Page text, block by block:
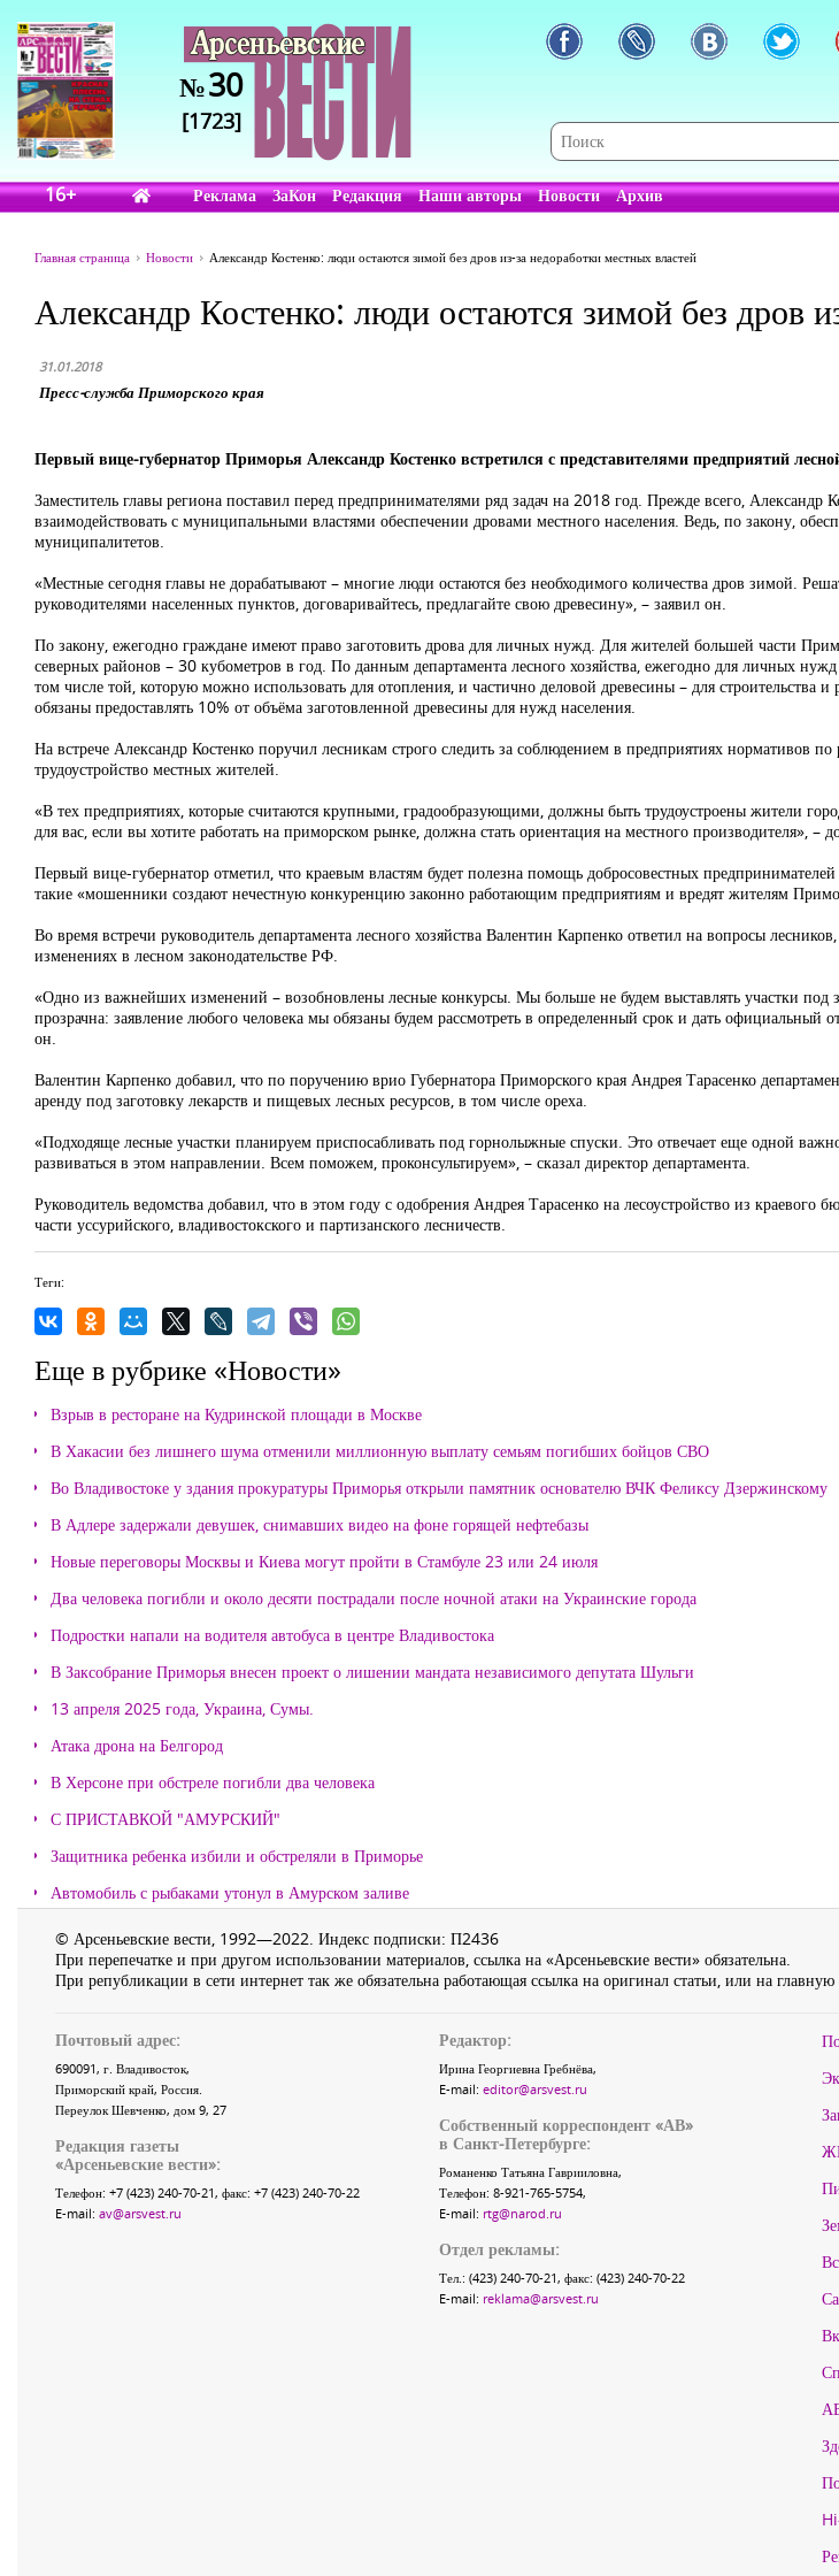
№30
[1723]
16+ Реклама ЗаКон Редакция Наши авторы Новости Архив
Главная страница Новости Александр Костенко: люди остаются зимой без дров из-за недоработки местных властей
Александр Костенко: люди остаются зимой без дров
31.01.2018
Пресс-служба Приморского края
Первый вице-губернатор Приморья Александр Костенко встретился с представителями предприятий
Заместитель главы региона поставил перед предпринимателями ряд задач на 2018 год. Прежде всего, Александр
взаимодействовать с муниципальными властями обеспечении дровами местного населения. Ведь, по закону,
муниципалитетов.
«Местные сегодня главы не дорабатывают – многие люди остаются без необходимого количества дров зимой.
руководителями населенных пунктов, договаривайтесь, предлагайте свою древесину», – заявил он.
По закону, ежегодно граждане имеют право заготовить дрова для личных нужд. Для жителей большей части
северных районов – 30 кубометров в год. По данным департамента лесного хозяйства, ежегодно для личных
том числе той, которую можно использовать для отопления, и частично деловой древесины – для
обязаны предоставлять 10% от объёма заготовленной древесины для нужд населения.
На встрече Александр Костенко поручил лесникам строго следить за соблюдением в предприятиях нормативов
трудоустройство местных жителей.
«В тех предприятиях, которые считаются крупными, градообразующими, должны быть трудоустроены жители
для вас, если вы хотите работать на приморском рынке, должна стать ориентация на местного производителя», –
Первый вице-губернатор отметил, что краевым властям будет полезна помощь добросовестных
такие «мошенники создают нечестную конкуренцию законно работающим предприятиям и вредят жителям
Во время встречи руководитель департамента лесного хозяйства Валентин Карпенко ответил на вопросы
изменениях в лесном законодательстве РФ.
«Одно из важнейших изменений – возобновлены лесные конкурсы. Мы больше не будем выставлять участки под
прозрачна: заявление любого человека мы обязаны будем рассмотреть в определенный срок и дать
он.
Валентин Карпенко добавил, что по поручению врио Губернатора Приморского края Андрея Тарасенко
аренду под заготовку лекарств и пищевых лесных ресурсов, в том числе ореха.
«Подходяще лесные участки планируем приспосабливать под горнолыжные спуски. Это отвечает еще одной
развиваться в этом направлении. Всем поможем, проконсультируем», – сказал директор департамента.
Руководитель ведомства добавил, что в этом году с одобрения Андрея Тарасенко на лесоустройство из
части уссурийского, владивостокского и партизанского лесничеств.
Теги:
Еще в рубрике «Новости»
Взрыв в ресторане на Кудринской площади в Москве
В Хакасии без лишнего шума отменили миллионную выплату семьям погибших бойцов СВО
Во Владивостоке у здания прокуратуры Приморья открыли памятник основателю ВЧК Феликсу Дзержинскому
В Адлере задержали девушек, снимавших видео на фоне горящей нефтебазы
Новые переговоры Москвы и Киева могут пройти в Стамбуле 23 или 24 июля
Два человека погибли и около десяти пострадали после ночной атаки на Украинские города
Подростки напали на водителя автобуса в центре Владивостока
В Заксобрание Приморья внесен проект о лишении мандата независимого депутата Шульги
13 апреля 2025 года, Украина, Сумы.
Атака дрона на Белгород
В Херсоне при обстреле погибли два человека
С ПРИСТАВКОЙ "АМУРСКИЙ"
Защитника ребенка избили и обстреляли в Приморье
Автомобиль с рыбаками утонул в Амурском заливе
© Арсеньевские вести, 1992—2022. Индекс подписки: П2436
При перепечатке и при другом использовании материалов, ссылка на «Арсеньевские вести» обязательна.
При републикации в сети интернет так же обязательна работающая ссылка на оригинал статьи, или на главную
Почтовый адрес:
690091, г. Владивосток,
Приморский край, Россия.
Переулок Шевченко, дом 9, 27
Редакция газеты
«Арсеньевские вести»:
Телефон: +7 (423) 240-70-21, факс: +7 (423) 240-70-22
E-mail: av@arsvest.ru
Редактор:
Ирина Георгиевна Гребнёва,
E-mail: editor@arsvest.ru
Собственный корреспондент «АВ»
в Санкт-Петербурге:
Романенко Татьяна Гаврииловна,
Телефон: 8-921-765-5754,
E-mail: rtg@narod.ru
Отдел рекламы:
Тел.: (423) 240-70-21, факс: (423) 240-70-22
E-mail: reklama@arsvest.ru